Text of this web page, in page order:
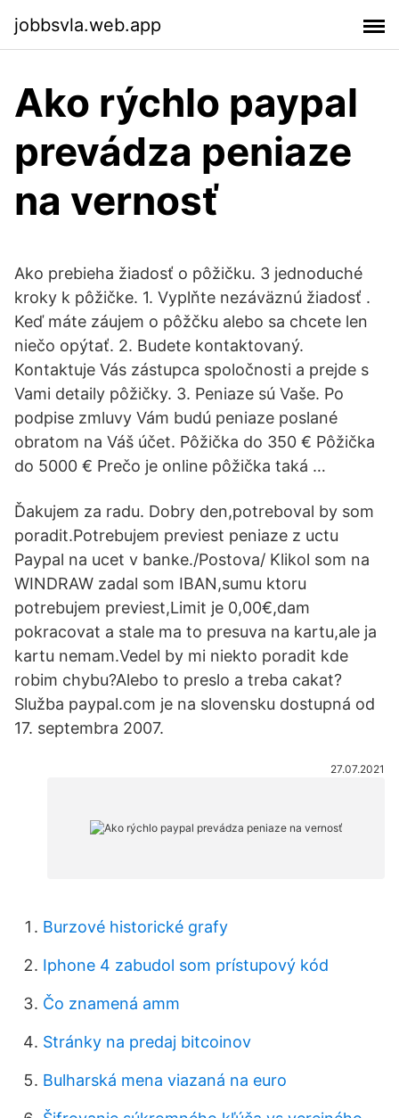
jobbsvla.web.app
Ako rýchlo paypal
prevádza peniaze
na vernosť
Ako prebieha žiadosť o pôžičku. 3 jednoduché
kroky k pôžičke. 1. Vyplňte nezáväznú žiadosť .
Keď máte záujem o pôžčku alebo sa chcete len
niečo opýtať. 2. Budete kontaktovaný.
Kontaktuje Vás zástupca spoločnosti a prejde s
Vami detaily pôžičky. 3. Peniaze sú Vaše. Po
podpise zmluvy Vám budú peniaze poslané
obratom na Váš účet. Pôžička do 350 € Pôžička
do 5000 € Prečo je online pôžička taká …
Ďakujem za radu. Dobry den,potreboval by som
poradit.Potrebujem previest peniaze z uctu
Paypal na ucet v banke./Postova/ Klikol som na
WINDRAW zadal som IBAN,sumu ktoru
potrebujem previest,Limit je 0,00€,dam
pokracovat a stale ma to presuva na kartu,ale ja
kartu nemam.Vedel by mi niekto poradit kde
robim chybu?Alebo to preslo a treba cakat?
Služba paypal.com je na slovensku dostupná od
17. septembra 2007.
27.07.2021
Burzové historické grafy
Iphone 4 zabudol som prístupový kód
Čo znamená amm
Stránky na predaj bitcoinov
Bulharská mena viazaná na euro